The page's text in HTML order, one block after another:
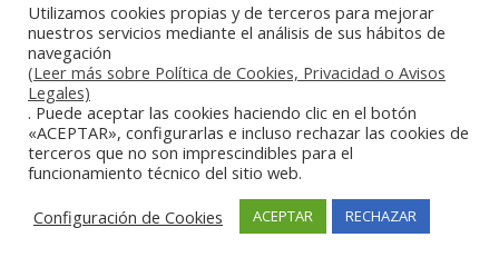
DECORATIVOS ACERO INOXIDABLE
COCINAS PROFESIONALES A MEDIDA PERSONALIZADAS PARA
PARTICULARES
COCINAS PROFESIONALES ACERO INOXIDABLE
COCINAS PROFESIONALES HORECA
COCINAS PROFESIONALES HOSTELERÍA MADRID
Cocinas profesionales industriales monoblock a medida
Cocinas profesionales industriales monoblock a medida
Utilizamos cookies propias y de terceros para mejorar
nuestros servicios mediante el análisis de sus hábitos de
navegación
(Leer más sobre Política de Cookies, Privacidad o Avisos
Legales)
. Puede aceptar las cookies haciendo clic en el botón
«ACEPTAR», configurarlas e incluso rechazar las cookies de
terceros que no son imprescindibles para el
funcionamiento técnico del sitio web.
Configuración de Cookies
ACEPTAR RECHAZAR